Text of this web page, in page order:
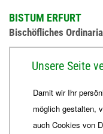
BISTUM ERFURT
Bischöfliches
+49 361 6572-444
ordinariat
Unsere Seite
Damit wir Ihr
möglich gestalten,
auch Cookies von